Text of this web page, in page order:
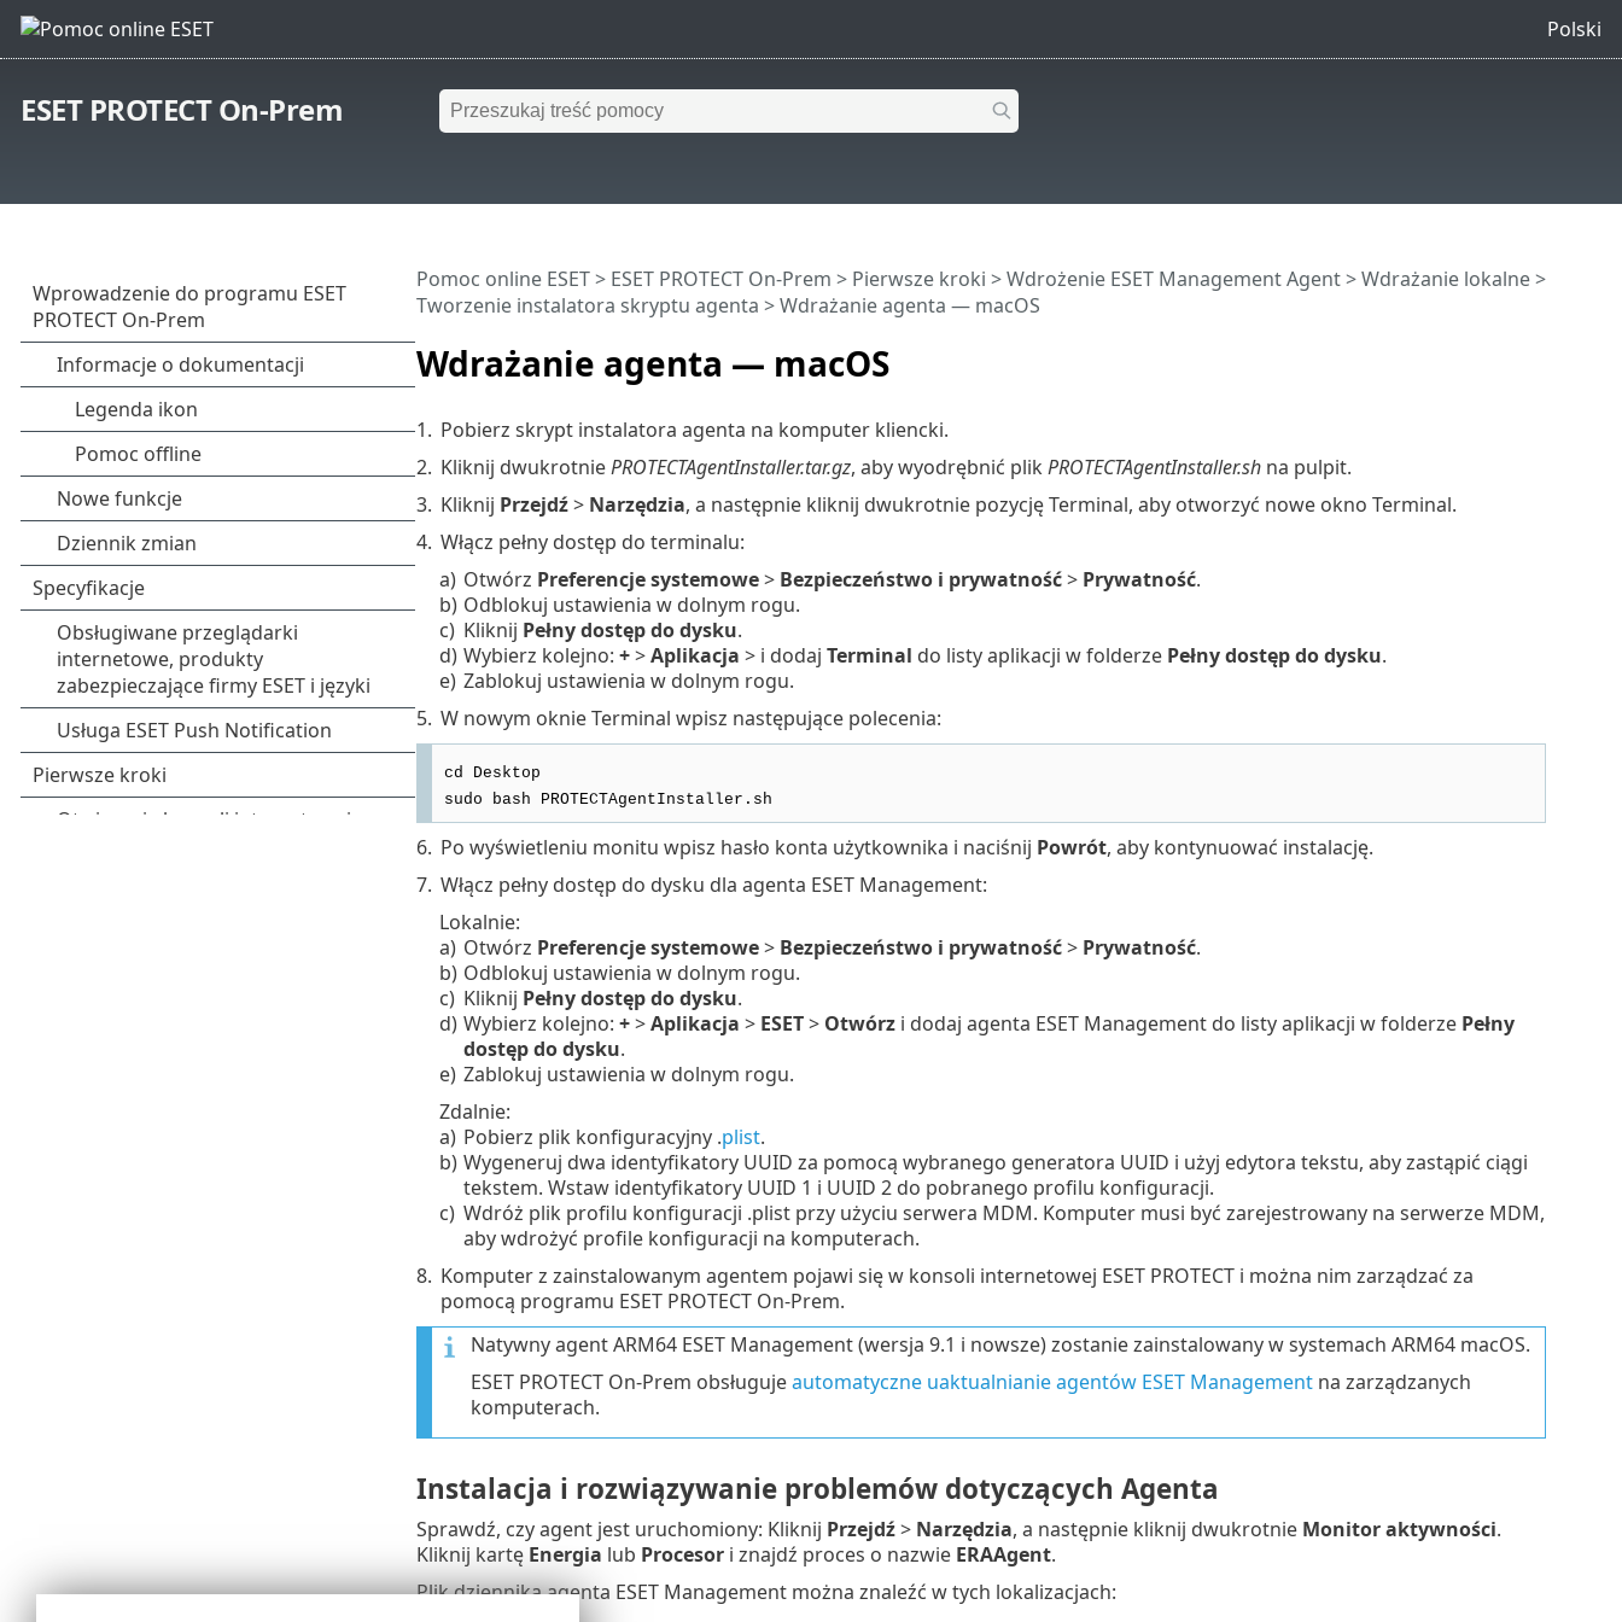
Polski
ESET PROTECT On-Prem
Wdrażanie agenta — macOS
Pomoc online ESET> ESET PROTECT On-Prem > Pierwsze kroki >Wdrożenie ESET Management Agent>Wdrażanie lokalne>
Tworzenie instalatora skryptu agenta > Wdrażanie agenta — macOS
1. Pobierz skrypt instalatora agenta na komputer kliencki.
2. Kliknij dwukrotniePROTECTAgentInstaller.tar.gz, aby wyodrębnić plik PROTECTAgentInstaller.shna pulpit.
3. Kliknij Przejdź> Narzędzia, a następnie kliknij dwukrotnie pozycję Terminal, aby otworzyć nowe okno Terminal.
4. Włącz pełny dostęp do terminalu:
a) Otwórz Preferencje systemowe> Bezpieczeństwo i prywatność> Prywatność.
b) Odblokuj ustawienia w dolnym rogu.
c) Kliknij Pełny dostęp do dysku.
d) Wybierz kolejno: +>Aplikacja > i dodaj Terminal do listy aplikacji w folderze Pełny dostęp do dysku.
e) Zablokuj ustawienia w dolnym rogu.
5. W nowym oknie Terminal wpisz następujące polecenia:
cd Desktop
sudo bash PROTECTAgentInstaller.sh
6. Po wyświetleniu monitu wpisz hasło konta użytkownika i naciśnij Powrót, aby kontynuować instalację.
7. Włącz pełny dostęp do dysku dla agenta ESET Management:
Lokalnie:
a) Otwórz Preferencje systemowe> Bezpieczeństwo i prywatność> Prywatność.
b) Odblokuj ustawienia w dolnym rogu.
c) Kliknij Pełny dostęp do dysku.
d) Wybierz kolejno: +>Aplikacja > ESET> Otwórzi dodaj agenta ESET Management do listy aplikacji w folderze Pełny
dostęp do dysku.
e) Zablokuj ustawienia w dolnym rogu.
Zdalnie:
a) Pobierz plik konfiguracyjny .plist.
b) Wygeneruj dwa identyfikatory UUID za pomocą wybranego generatora UUID i użyj edytora tekstu, aby zastąpić ciągi
tekstem. Wstaw identyfikatory UUID 1 i UUID 2 do pobranego profilu konfiguracji.
c) Wdróż plik profilu konfiguracji .plist przy użyciu serwera MDM. Komputer musi być zarejestrowany na serwerze MDM,
aby wdrożyć profile konfiguracji na komputerach.
8. Komputer z zainstalowanym agentem pojawi się w konsoli internetowej ESET PROTECT i można nim zarządzać za
pomocą programu ESET PROTECT On-Prem.
Natywny agent ARM64 ESET Management (wersja 9.1 i nowsze) zostanie zainstalowany w systemach ARM64 macOS.
ESET PROTECT On-Prem obsługujeautomatyczne uaktualnianie agentów ESET Managementna zarządzanych
komputerach.
Instalacja i rozwiązywanie problemów dotyczących Agenta
Sprawdź, czy agent jest uruchomiony: Kliknij Przejdź> Narzędzia, a następnie kliknij dwukrotnie Monitor aktywności.
Kliknij kartę Energia lub Procesori znajdź proces o nazwie ERAAgent.
Plik dziennika agenta ESET Management można znaleźć w tych lokalizacjach: